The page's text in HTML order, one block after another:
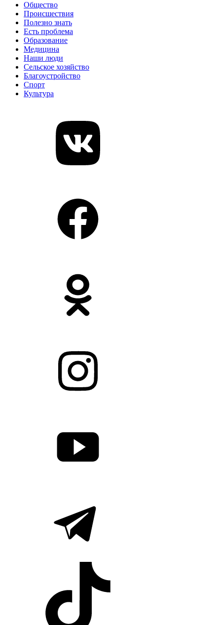
Общество
Происшествия
Полезно знать
Есть проблема
Образование
Медицина
Наши люди
Сельское хозяйство
Благоустройство
Спорт
Культура